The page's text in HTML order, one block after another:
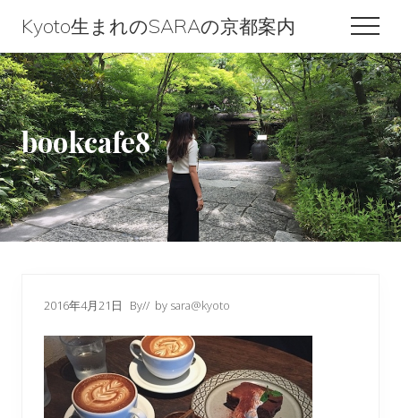
content
primary
sidebar
footer
Kyoto生まれのSARAの京都案内
Kyoto
生
ま
れ
の
SARA
の
bookcafe8
2016年4月21日 By// by sara@kyoto